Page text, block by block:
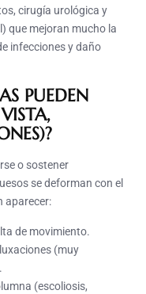
cirugía urológica y
que mejoran mucho la
infecciones y daño
PUEDEN
o sostener
se deforman con el
aparecer:
de movimiento.
(muy
(escoliosis,